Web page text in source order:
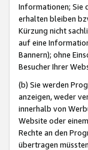
Informationen; Sie
erhalten bleiben
Kürzung nicht
auf eine
Bannern); ohne
Besucher Ihrer
(b) Sie werden
anzeigen, weder
innerhalb von
Website oder
Rechte an den
übertragen